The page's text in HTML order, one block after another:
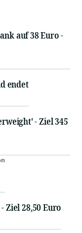
auf 38 Euro -
endet
- Ziel 345
Ziel 28,50 Euro